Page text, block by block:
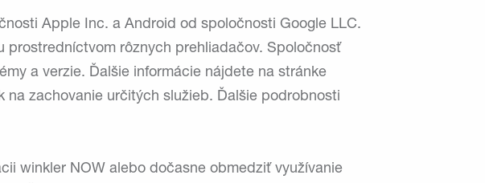
Apple Inc. a Android od spoločnosti Google LLC.
prostredníctvom rôznych prehliadačov. Spoločnosť
a verzie. Ďalšie informácie nájdete na stránke
na zachovanie určitých služieb. Ďalšie podrobnosti
winkler NOW alebo dočasne obmedziť využívanie